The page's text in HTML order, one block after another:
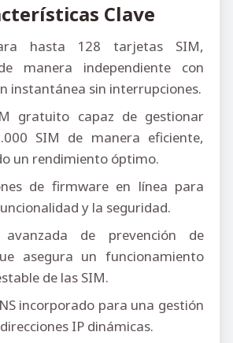
Clave
hasta 128 tarjetas SIM,
manera independiente con
instantánea sin interrupciones.
gratuito capaz de gestionar
SIM de manera eficiente,
un rendimiento óptimo.
de firmware en línea para
y la seguridad.
avanzada de prevención de
asegura un funcionamiento
de las SIM.
incorporado para una gestión
IP dinámicas.